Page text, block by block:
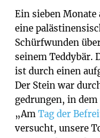
Ein sieben
eine
Schürfwunden
seinem Teddybär.
ist durch einen
Der Stein war
gedrungen, in
„Am Tag der
versucht, unsere